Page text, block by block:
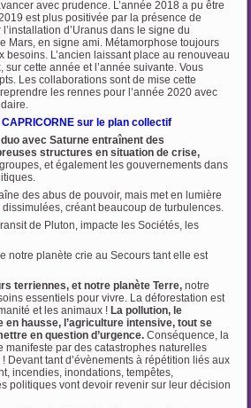
avec prudence. L’année 2018 a pu être
est plus positivée par la présence de
d’Uranus dans le signe du
Mars, en signe ami. Métamorphose toujours
besoins. L’ancien laissant place au renouveau
cette année et l’année suivante. Vous
Les collaborations sont de mise cette
les rennes pour l’année 2020 avec
CAPRICORNE sur le plan collectif
avec Saturne entraînent des
structures en situation de crise,
et également les gouvernements dans
des abus de pouvoir, mais met en lumière
créant beaucoup de turbulences.
de Pluton, impacte les Sociétés, les
notre planète crie au Secours tant elle est
terriennes, et notre planète Terre,notre
essentiels pour vivre. La déforestation est
et les animaux ! La pollution, le
hausse, l’agriculture intensive, tout se
en question d’urgence.Conséquence, la
manifeste par des catastrophes naturelles
Devant tant d’évènements à répétition liés aux
incendies, inondations, tempêtes,
politiques vont devoir revenir sur leur décision